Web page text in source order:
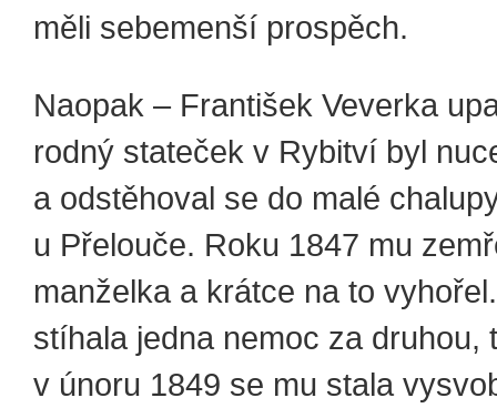
měli sebemenší prospěch.
Naopak – František Veverka
rodný stateček v Rybitví byl
a odstěhoval se do malé
u Přelouče. Roku 1847 mu
manželka a krátce na to
stíhala jedna nemoc za druhou,
v únoru 1849 se mu stala